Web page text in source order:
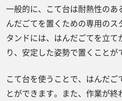
一般的に、こて台は耐熱性の
んだごてを置くための専用の
タンドには、はんだごてを立
り、安定した姿勢で置くことが
こて台を使うことで、はんだ
とができます。また、作業が終